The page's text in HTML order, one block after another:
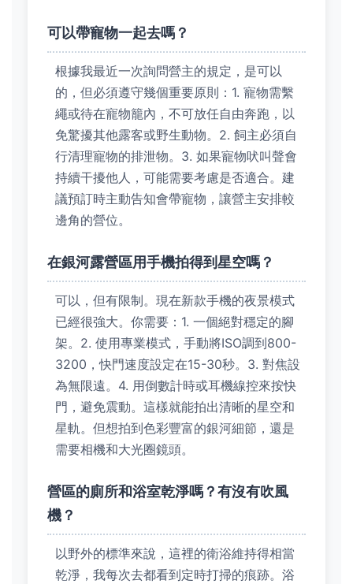
可以帶寵物一起去嗎？
根據我最近一次詢問營主的規定，是可以
的，但必須遵守幾個重要原則：1. 寵物需繫
繩或待在寵物籠內，不可放任自由奔跑，以
免驚擾其他露客或野生動物。2. 飼主必須自
行清理寵物的排泄物。3. 如果寵物吠叫聲會
持續干擾他人，可能需要考慮是否適合。建
議預訂時主動告知會帶寵物，讓營主安排較
邊角的營位。
在銀河露營區用手機拍得到星空嗎？
可以，但有限制。現在新款手機的夜景模式
已經很強大。你需要：1. 一個絕對穩定的腳
架。2. 使用專業模式，手動將ISO調到800-
3200，快門速度設定在15-30秒。3. 對焦設
為無限遠。4. 用倒數計時或耳機線控來按快
門，避免震動。這樣就能拍出清晰的星空和
星軌。但想拍到色彩豐富的銀河細節，還是
需要相機和大光圈鏡頭。
營區的廁所和浴室乾淨嗎？有沒有吹風
機？
以野外的標準來說，這裡的衛浴維持得相當
乾淨，我每次去都看到定時打掃的痕跡。浴